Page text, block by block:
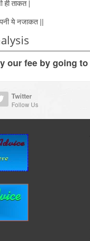
ही ताकत |
ये नजाकत ||
our fee by going to
Twitter
Follow Us